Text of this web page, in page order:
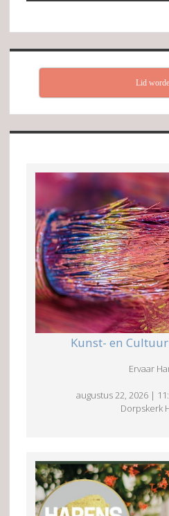
Lid
Kunst- en
Ervaar
augustus 22, 2026 |
Dorpskerk